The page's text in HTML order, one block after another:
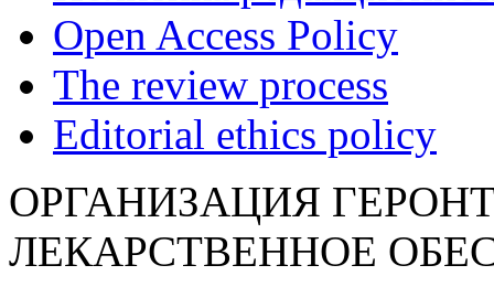
Open Access Policy
The review process
Editorial ethics policy
ОРГАНИЗАЦИЯ
ЛЕКАРСТВЕННОЕ